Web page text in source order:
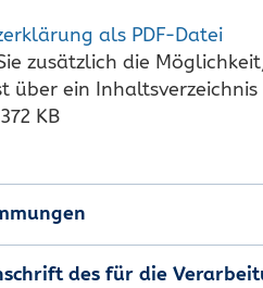
als PDF-Datei
zusätzlich die
über ein
KB
des für die